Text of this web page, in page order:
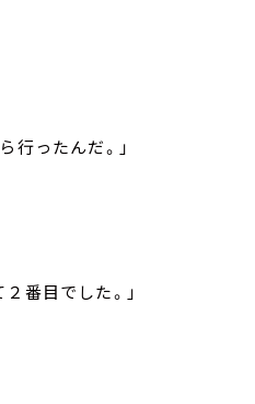
行ったんだ。」
番目でした。」